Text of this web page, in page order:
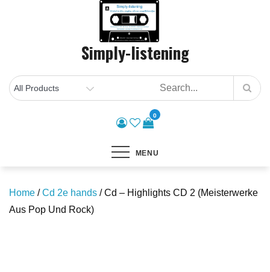
Simply-listening
0
MENU
Home /Cd 2e hands / Cd – Highlights CD 2 (Meisterwerke
Aus Pop Und Rock)